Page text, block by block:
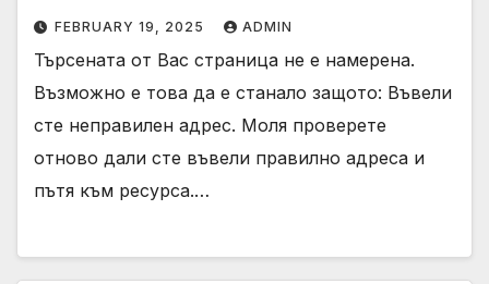
FEBRUARY 19, 2025 ADMIN
Търсената от Вас страница не е намерена.
Възможно е това да е станало защото: Въвели
сте неправилен адрес. Моля проверете
отново дали сте въвели правилно адреса и
пътя към ресурса.…